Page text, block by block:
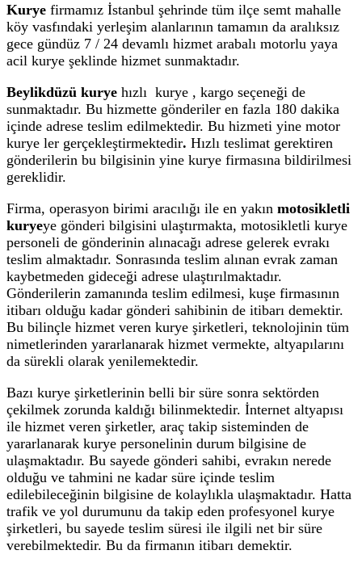
Kurye firmamız İstanbul şehrinde tüm ilçe semt mahalle
köy vasfındaki yerleşim alanlarının tamamın da aralıksız
gece gündüz 7 / 24 devamlı hizmet arabalı motorlu yaya
acil kurye şeklinde hizmet sunmaktadır.
Beylikdüzü kurye hızlı kurye , kargo seçeneği de
sunmaktadır. Bu hizmette gönderiler en fazla 180 dakika
içinde adrese teslim edilmektedir. Bu hizmeti yine motor
kurye ler gerçekleştirmektedir. Hızlı teslimat gerektiren
gönderilerin bu bilgisinin yine kurye firmasına bildirilmesi
gereklidir.
Firma, operasyon birimi aracılığı ile en yakın motosikletli
kuryeye gönderi bilgisini ulaştırmakta, motosikletli kurye
personeli de gönderinin alınacağı adrese gelerek evrakı
teslim almaktadır. Sonrasında teslim alınan evrak zaman
kaybetmeden gideceği adrese ulaştırılmaktadır.
Gönderilerin zamanında teslim edilmesi, kuşe firmasının
itibarı olduğu kadar gönderi sahibinin de itibarı demektir.
Bu bilinçle hizmet veren kurye şirketleri, teknolojinin tüm
nimetlerinden yararlanarak hizmet vermekte, altyapılarını
da sürekli olarak yenilemektedir.
Bazı kurye şirketlerinin belli bir süre sonra sektörden
çekilmek zorunda kaldığı bilinmektedir. İnternet altyapısı
ile hizmet veren şirketler, araç takip sisteminden de
yararlanarak kurye personelinin durum bilgisine de
ulaşmaktadır. Bu sayede gönderi sahibi, evrakın nerede
olduğu ve tahmini ne kadar süre içinde teslim
edilebileceğinin bilgisine de kolaylıkla ulaşmaktadır. Hatta
trafik ve yol durumunu da takip eden profesyonel kurye
şirketleri, bu sayede teslim süresi ile ilgili net bir süre
verebilmektedir. Bu da firmanın itibarı demektir.